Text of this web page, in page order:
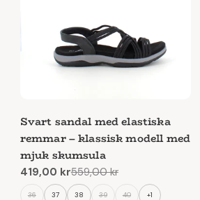
Svart sandal med elastiska
remmar – klassisk modell med
mjuk skumsula
Reapris
419,00 kr
Ordinarie
pris
559,00 kr
36 37 38 39 40 +1